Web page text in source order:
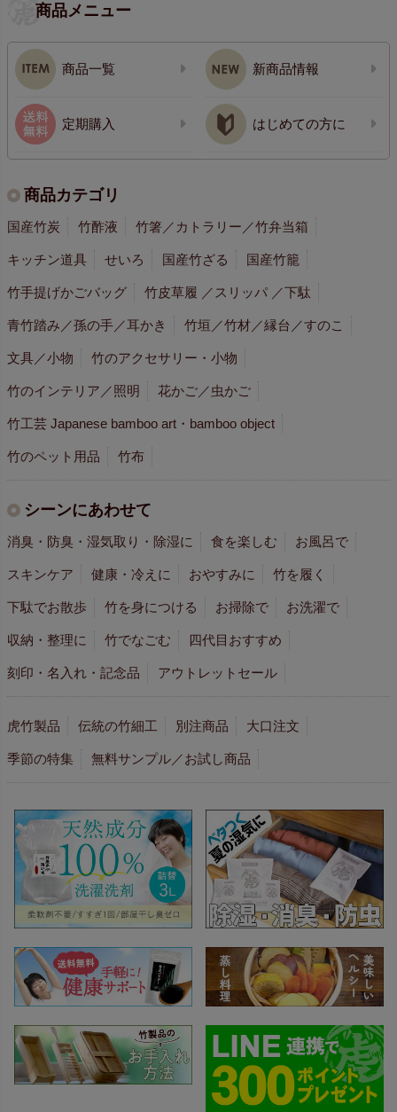
商品メニュー
商品一覧 新商品情報
定期購入 はじめての方に
商品カテゴリ
国産竹炭 竹酢液 竹箸／カトラリー／竹弁当箱
キッチン道具 せいろ 国産竹ざる 国産竹籠
竹手提げかごバッグ 竹皮草履 ／スリッパ ／下駄
青竹踏み／孫の手／耳かき 竹垣／竹材／縁台／すのこ
文具／小物 竹のアクセサリー・小物
竹のインテリア／照明 花かご／虫かご
竹工芸 Japanese bamboo art・bamboo object
竹のペット用品 竹布
シーンにあわせて
消臭・防臭・湿気取り・除湿に 食を楽しむ お風呂で
スキンケア 健康・冷えに おやすみに 竹を履く
下駄でお散歩 竹を身につける お掃除で お洗濯で
収納・整理に 竹でなごむ 四代目おすすめ
刻印・名入れ・記念品 アウトレットセール
虎竹製品 伝統の竹細工 別注商品 大口注文
季節の特集 無料サンプル／お試し商品